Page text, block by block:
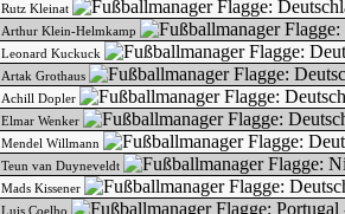
Rutz Kleinat
Arthur Klein-Helmkamp
Leonard Kuckuck
Artak Grothaus
Achill Dopler
Elmar Wenker
Mendel Willmann
Teun van Duyneveldt
Mads Kissener
Luis Coelho